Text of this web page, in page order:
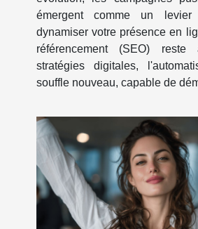
émergent comme un levier
dynamiser votre présence en
référencement (SEO)
stratégies digitales,
souffle nouveau, capable de